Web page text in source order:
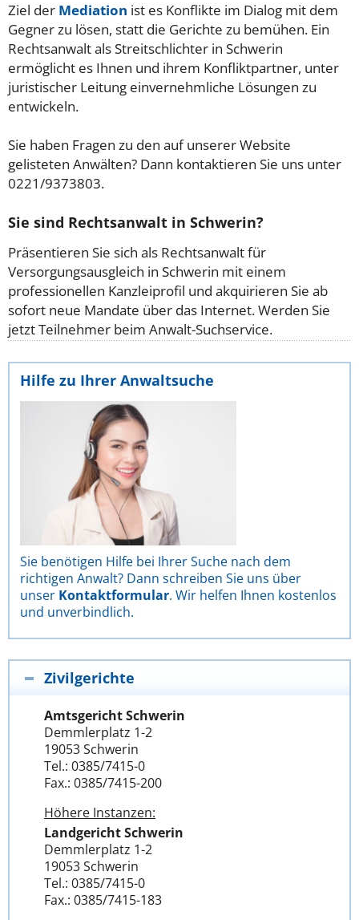
Ziel der Mediation ist es Konflikte im Dialog mit dem
Gegner zu lösen, statt die Gerichte zu bemühen. Ein
Rechtsanwalt als Streitschlichter in Schwerin
ermöglicht es Ihnen und ihrem Konfliktpartner, unter
juristischer Leitung einvernehmliche Lösungen zu
entwickeln.
Sie haben Fragen zu den auf unserer Website
gelisteten Anwälten? Dann kontaktieren Sie uns unter
0221/9373803.
Sie sind Rechtsanwalt in Schwerin?
Präsentieren Sie sich als Rechtsanwalt für
Versorgungsausgleich in Schwerin mit einem
professionellen Kanzleiprofil und akquirieren Sie ab
sofort neue Mandate über das Internet. Werden Sie
jetzt Teilnehmer beim Anwalt-Suchservice.
Hilfe zu Ihrer Anwaltsuche
Sie benötigen Hilfe bei Ihrer Suche nach dem
richtigen Anwalt? Dann schreiben Sie uns über
unser Kontaktformular. Wir helfen Ihnen kostenlos
und unverbindlich.
Zivilgerichte
Amtsgericht Schwerin
Demmlerplatz 1-2
19053 Schwerin
Tel.: 0385/7415-0
Fax.: 0385/7415-200
Höhere Instanzen:
Landgericht Schwerin
Demmlerplatz 1-2
19053 Schwerin
Tel.: 0385/7415-0
Fax.: 0385/7415-183